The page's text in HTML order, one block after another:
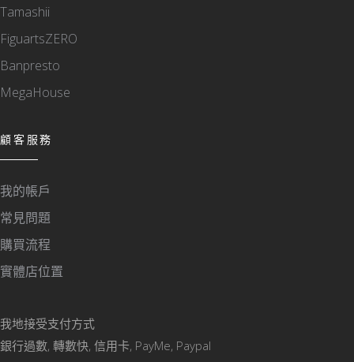
Tamashii
FiguartsZERO
Banpresto
MegaHouse
顧客服務
我的帳戶
常見問題
購買流程
實體店位置
我地接受支付方式
銀行過數, 轉數快, 信用卡, PayMe, Paypal